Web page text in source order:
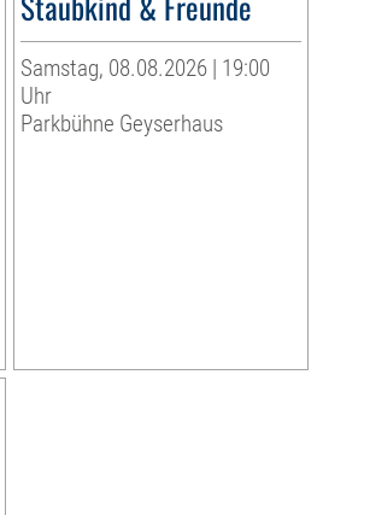
Samstag, 08.08.2026 | 19:00
Uhr
Parkbühne Geyserhaus